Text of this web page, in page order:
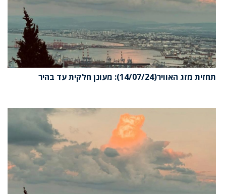
תחזית מזג האוויר(14/07/24): מעונן חלקית עד בהיר